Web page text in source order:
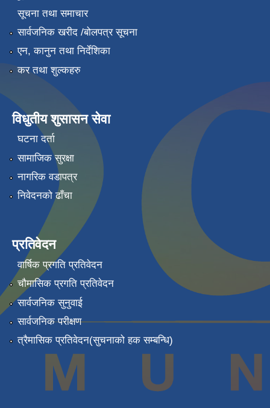
सूचना तथा समाचार
सार्वजनिक खरीद /बोलपत्र सूचना
एन, कानुन तथा निर्देशिका
कर तथा शुल्कहरु
विधुतीय शुसासन सेवा
घटना दर्ता
सामाजिक सुरक्षा
नागरिक वडापत्र
निवेदनको ढाँचा
प्रतिवेदन
वार्षिक प्रगति प्रतिवेदन
चौमासिक प्रगति प्रतिवेदन
सार्वजनिक सुनुवाई
सार्वजनिक परीक्षण
त्रैमासिक प्रतिवेदन(सुचनाको हक सम्बन्धि)